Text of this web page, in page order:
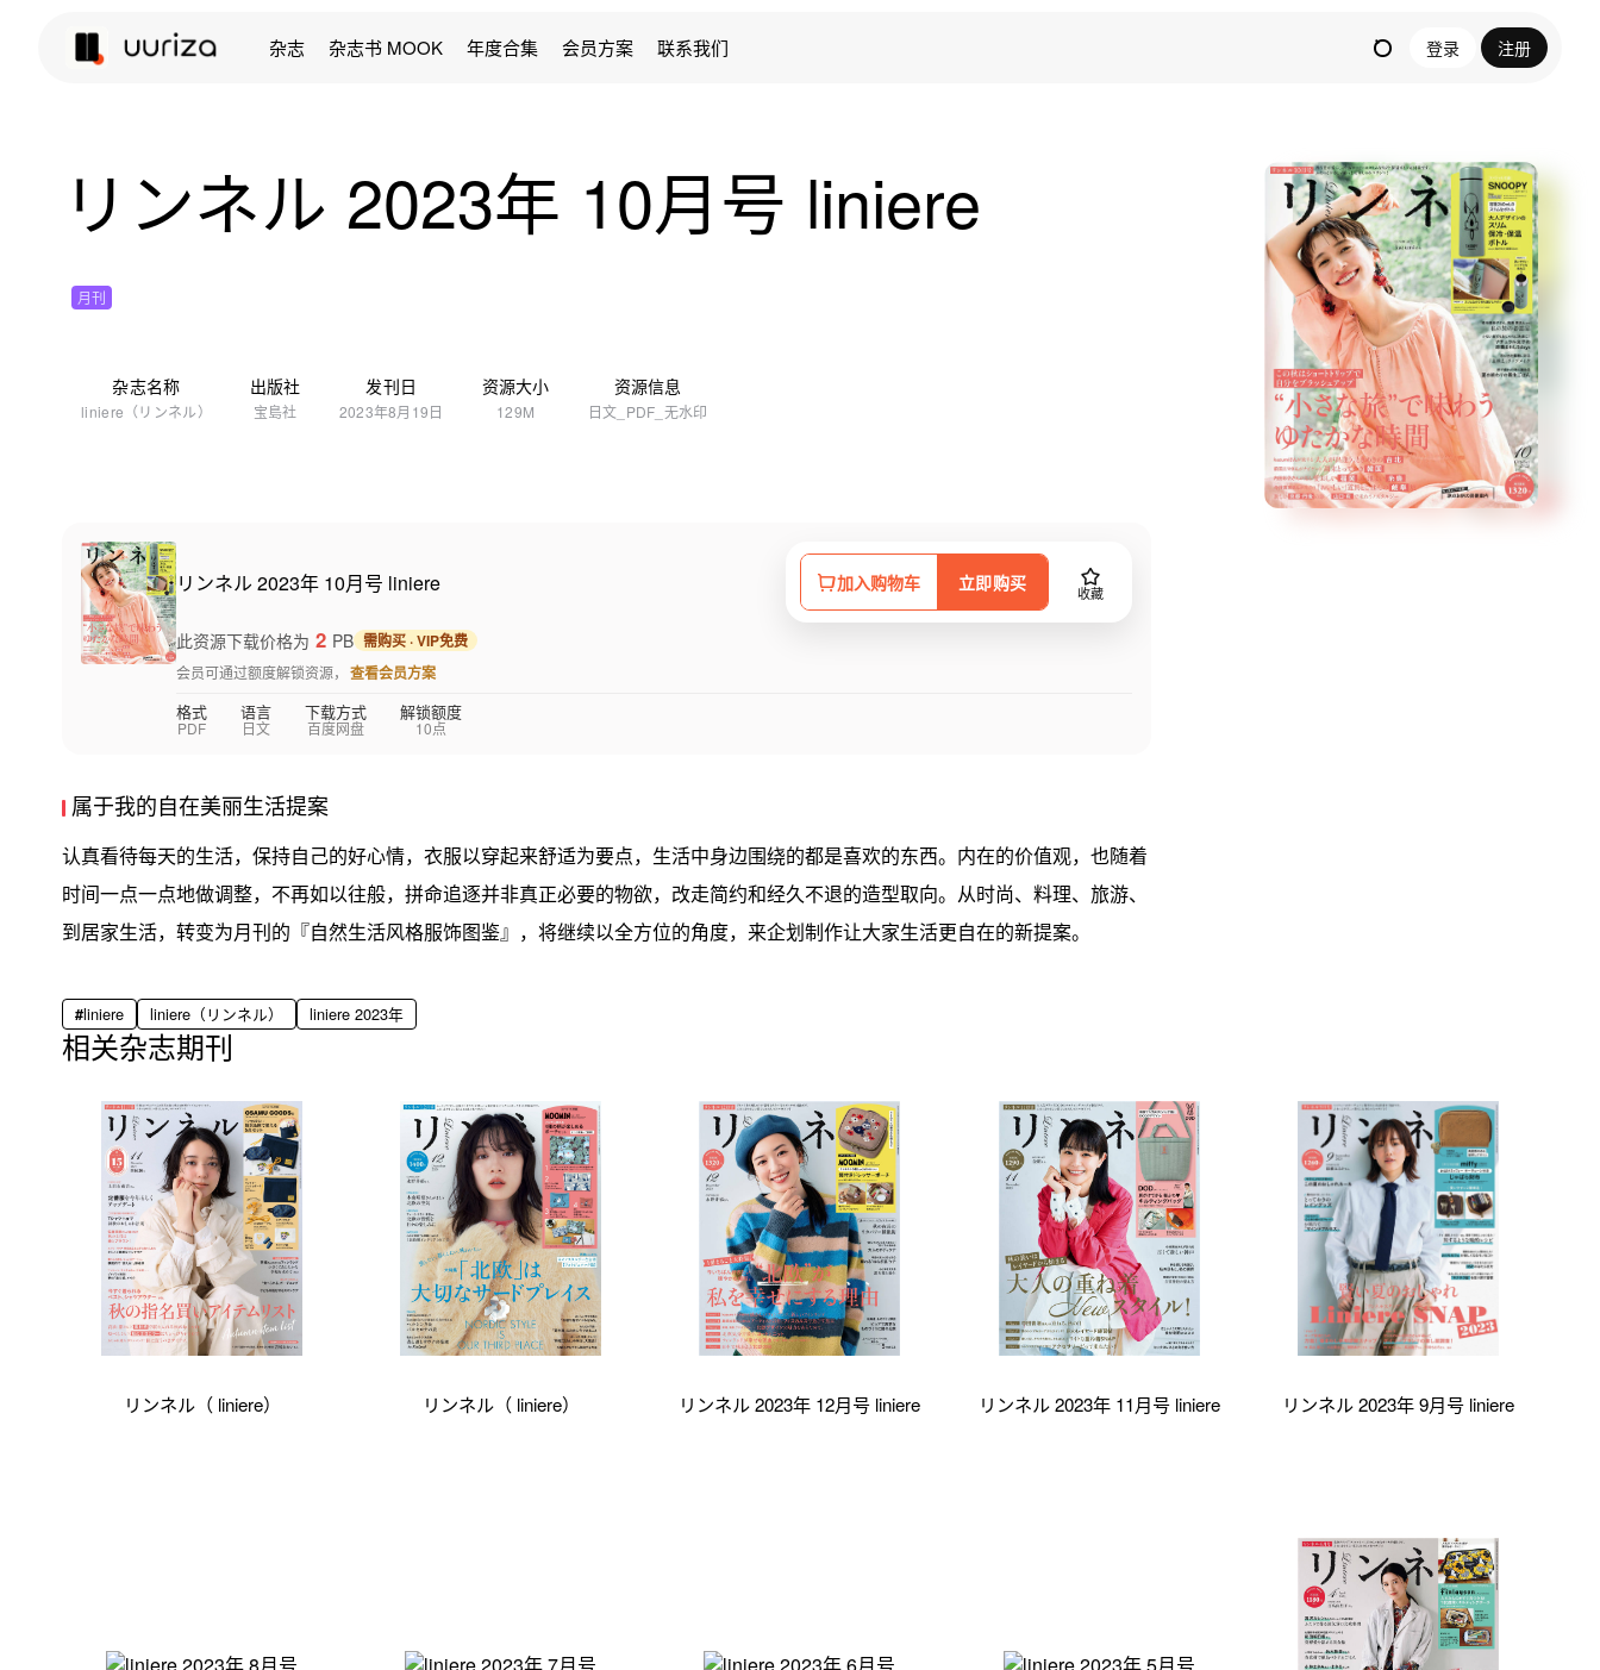
杂志 杂志书 MOOK 年度合集 会员方案 联系我们 登录 注册
リンネル 2023年 10月号 liniere
月刊
杂志名称
liniere（リンネル）
出版社
宝島社
发刊日
2023年8月19日
资源大小
129M
资源信息
日文_PDF_无水印
リンネル 2023年 10月号 liniere 加入购物车 立即购买 收藏
此资源下载价格为 2 PB 需购买 · VIP免费
会员可通过额度解锁资源， 查看会员方案
格式
PDF
语言
日文
下载方式
百度网盘
解锁额度
10点
属于我的自在美丽生活提案
认真看待每天的生活，保持自己的好心情，衣服以穿起来舒适为要点，生活中身边围绕的都是喜欢的东西。内在的价值观，也随着
时间一点一点地做调整，不再如以往般，拼命追逐并非真正必要的物欲，改走简约和经久不退的造型取向。从时尚、料理、旅游、
到居家生活，转变为月刊的『自然生活风格服饰图鉴』，将继续以全方位的角度，来企划制作让大家生活更自在的新提案。
liniere liniere（リンネル） liniere 2023年
相关杂志期刊
リンネル（ liniere） リンネル（ liniere） リンネル 2023年 12月号 liniere リンネル 2023年 11月号 liniere リンネル 2023年 9月号 liniere